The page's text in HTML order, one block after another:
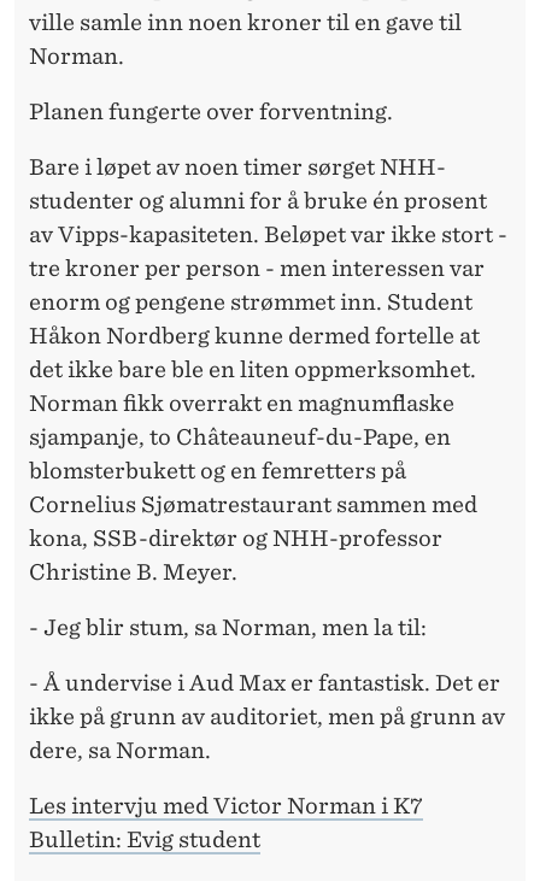
ville samle inn noen kroner til en gave til
Norman.
Planen fungerte over forventning.
Bare i løpet av noen timer sørget NHH-
studenter og alumni for å bruke én prosent
av Vipps-kapasiteten. Beløpet var ikke stort -
tre kroner per person - men interessen var
enorm og pengene strømmet inn. Student
Håkon Nordberg kunne dermed fortelle at
det ikke bare ble en liten oppmerksomhet.
Norman fikk overrakt en magnumflaske
sjampanje, to Châteauneuf-du-Pape, en
blomsterbukett og en femretters på
Cornelius Sjømatrestaurant sammen med
kona, SSB-direktør og NHH-professor
Christine B. Meyer.
- Jeg blir stum, sa Norman, men la til:
- Å undervise i Aud Max er fantastisk. Det er
ikke på grunn av auditoriet, men på grunn av
dere, sa Norman.
Les intervju med Victor Norman i K7
Bulletin: Evig student